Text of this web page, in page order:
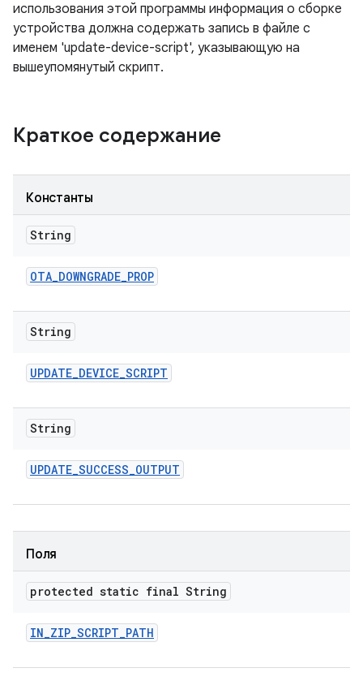
использования этой программы информация о сборке
устройства должна содержать запись в файле с
именем 'update-device-script', указывающую на
вышеупомянутый скрипт.
Краткое содержание
Константы
String
OTA_DOWNGRADE_PROP
String
UPDATE_DEVICE_SCRIPT
String
UPDATE_SUCCESS_OUTPUT
Поля
protected static final String
IN_ZIP_SCRIPT_PATH